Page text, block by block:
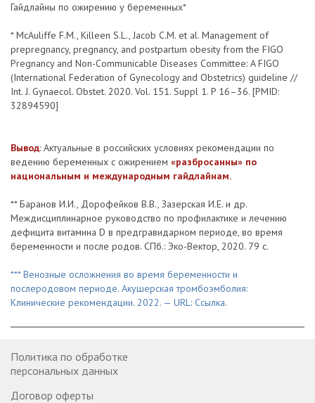
Гайдлайны по ожирению у беременных*
* McAuliffe F.M., Killeen S.L., Jacob C.M. et al. Management of
prepregnancy, pregnancy, and postpartum obesity from the FIGO
Pregnancy and Non-Communicable Diseases Committee: A FIGO
(International Federation of Gynecology and Obstetrics) guideline //
Int. J. Gynaecol. Obstet. 2020. Vol. 151. Suppl 1. P 16–36. [PMID:
32894590]
Вывод: Актуальные в российских условиях рекомендации по
ведению беременных с ожирением «разбросанны» по
национальным и международным гайдлайнам.
** Баранов И.И., Дорофейков В.В., Зазерская И.Е. и др.
Междисциплинарное руководство по профилактике и лечению
дефицита витамина D в предгравидарном периоде, во время
беременности и после родов. СПб.: Эко-Вектор, 2020. 79 с.
*** Венозные осложнения во время беременности и
послеродовом периоде. Акушерская тромбоэмболия:
Клинические рекомендации. 2022. — URL: Ссылка.
Политика по обработке
персональных данных
Договор оферты